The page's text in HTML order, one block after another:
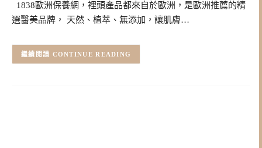
1838歐洲保養網，裡頭產品都來自於歐洲，是歐洲推薦的精
選醫美品牌， 天然、植萃、無添加，讓肌膚…
CONTINUE READING